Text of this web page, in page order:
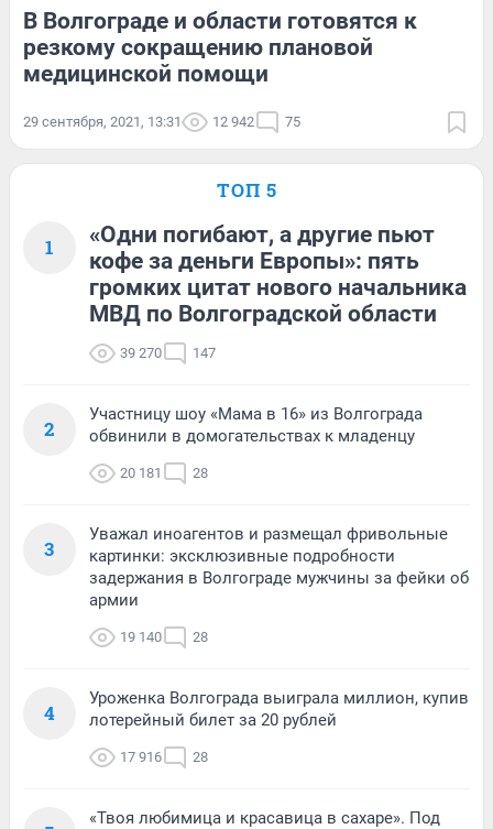
В Волгограде и области готовятся к
резкому сокращению плановой
медицинской помощи
29 сентября, 2021, 13:31 12 942 75
ТОП 5
1
«Одни погибают, а другие пьют
кофе за деньги Европы»: пять
громких цитат нового начальника
МВД по Волгоградской области
39 270 147
2
Участницу шоу «Мама в 16» из Волгограда
обвинили в домогательствах к младенцу
20 181 28
3
Уважал иноагентов и размещал фривольные
картинки: эксклюзивные подробности
задержания в Волгограде мужчины за фейки об
армии
19 140 28
4
Уроженка Волгограда выиграла миллион, купив
лотерейный билет за 20 рублей
17 916 28
«Твоя любимица и красавица в сахаре». Под